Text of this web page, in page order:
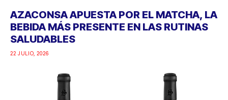
AZACONSA APUESTA POR EL MATCHA, LA
BEBIDA MÁS PRESENTE EN LAS RUTINAS
SALUDABLES
22 JULIO, 2026